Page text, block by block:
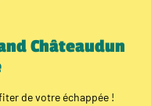
Châteaudun
de votre échappée !